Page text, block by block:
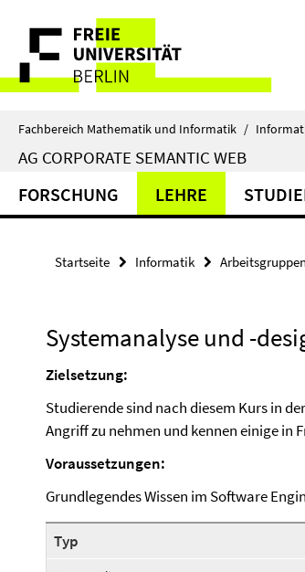
direkt
Inhalt
Service-
Navigation
Fachbereich Mathematik und Informatik /
AG CORPORATE SEMANTIC WEB
FORSCHUNG LEHRE
Startseite Informatik Arbeitsgruppen
Systemanalyse und -
Zielsetzung:
Studierende sind nach diesem Kurs in
Angriff zu nehmen und kennen einige in
Voraussetzungen:
Grundlegendes Wissen im Software
Typ